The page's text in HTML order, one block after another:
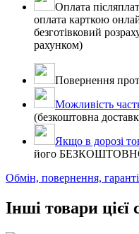
Оплата
оплата карткою
безготівковий
рахунком)
Повернення
Можливість
(безкоштовна
Якщо в дорозі
його
Обмін, повернення,
Інші товари цієї